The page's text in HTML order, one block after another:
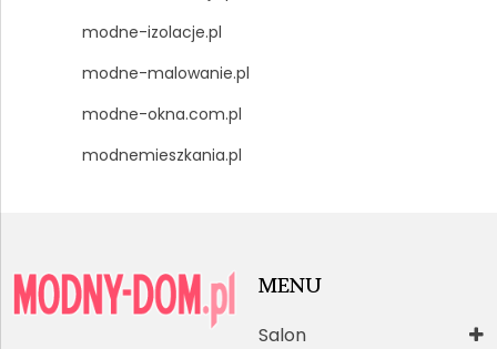
modne-izolacje.pl
modne-malowanie.pl
modne-okna.com.pl
modnemieszkania.pl
MENU
Salon